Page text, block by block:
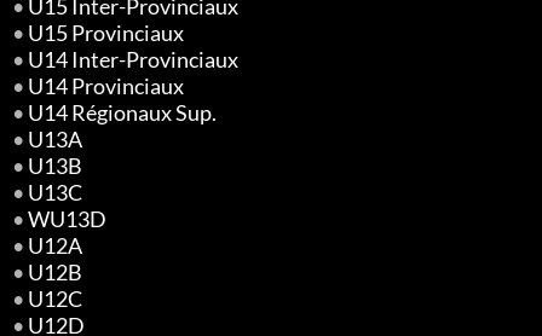
• U15 Inter-Provinciaux
• U15 Provinciaux
• U14 Inter-Provinciaux
• U14 Provinciaux
• U14 Régionaux Sup.
• U13A
• U13B
• U13C
•WU13D
• U12A
• U12B
• U12C
• U12D